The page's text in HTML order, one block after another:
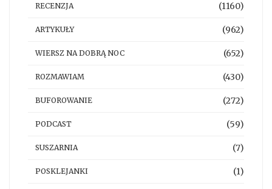
RECENZJA (1160)
ARTYKUŁY (962)
WIERSZ NA DOBRĄ NOC (652)
ROZMAWIAM (430)
BUFOROWANIE (272)
PODCAST (59)
SUSZARNIA (7)
POSKLEJANKI (1)